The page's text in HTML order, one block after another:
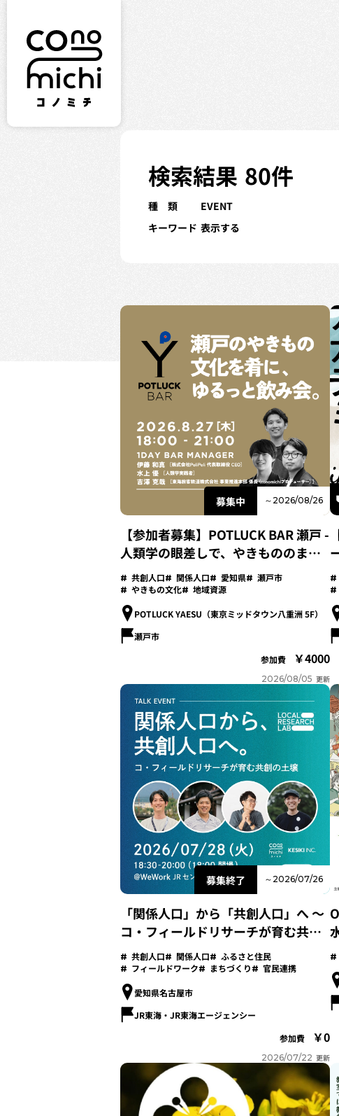
検索結果 80件
種 類
EVENT
キーワード 表示する
募集中 ～2026/08/26
【参加者募集】POTLUCK BAR 瀬戸 -
人類学の眼差しで、やきもののまち
を味わう-
共創人口 関係人口 愛知県
瀬戸市
やきもの文化
地域資源
POTLUCK YAESU（東京ミッドタウン八重洲 5F）
瀬戸市
参加費
4000
2026/08/05 更新
募集終了 ～2026/07/26
「関係人口」から「共創人口」へ 〜
コ・フィールドリサーチが育む共創
の土壌～
共創人口 関係人口
ふるさと住民
フィールドワーク
まちづくり 官民連携
愛知県名古屋市
JR東海・JR東海エージェンシー
参加費
0
2026/07/22 更新